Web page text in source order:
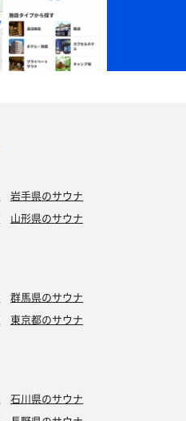
岩手県のサウナ
山形県のサウナ
群馬県のサウナ
東京都のサウナ
石川県のサウナ